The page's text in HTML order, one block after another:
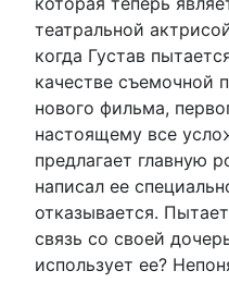
театральной
когда Густав
качестве съемочной
нового фильма,
настоящему все
предлагает главную
написал ее
отказывается.
связь со своей
использует ее?